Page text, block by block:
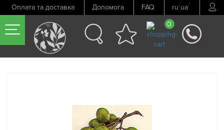
Оплата та доставка Допомога FAQ ru/ua/
0
Попередній товар Наступний товар